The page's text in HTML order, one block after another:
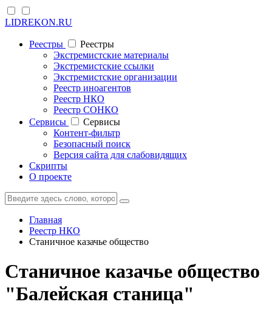
LIDREKON.RU
Реестры
Реестры
Экстремистские материалы
Экстремистские ссылки
Экстремистские организации
Реестр иноагентов
Реестр НКО
Реестр СОНКО
Cервисы
Cервисы
Контент-фильтр
Безопасный поиск
Версия сайта для слабовидящих
Скрипты
О проекте
Главная
Реестр НКО
Станичное казачье общество
Станичное казачье общество
"Балейская станица"